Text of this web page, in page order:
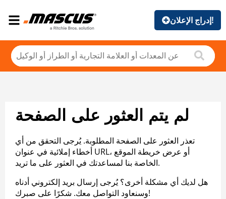
إدراج الإعلان!
لم يتم العثور على الصفحة
تعذر العثور على الصفحة المطلوبة. يُرجى التحقق من أي
أخطاء إملائية في عنوان URL، أو عرض خريطة الموقع
الخاصة بنا لمساعدتك في العثور على ما تريد.
هل لديك أي مشكلة أخرى؟ يُرجى إرسال بريد إلكتروني أدناه
وسنعاود التواصل معك. شكرًا على صبرك!